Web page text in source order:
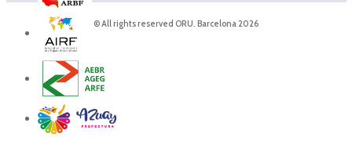
© All rights reserved ORU. Barcelona 2026